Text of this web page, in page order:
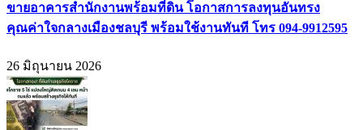
ขายอาคารสำนักงานพร้อมที่ดิน โอกาสการลงทุนอันทรง
คุณค่าใจกลางเมืองชลบุรี พร้อมใช้งานทันที โทร 094-9912595
26 มิถุนายน 2026